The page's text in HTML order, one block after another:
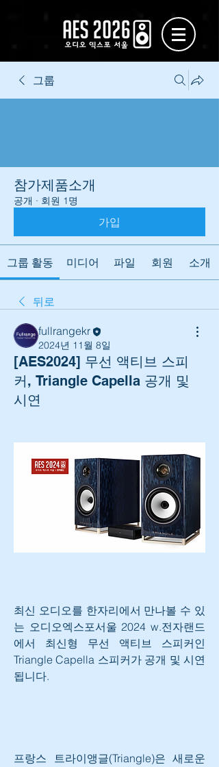
그룹
참가제품소개
공개 · 회원 1명
가입
그룹 활동 미디어 파일 회원 소개
뒤로
fullrangekr
2024년 11월 8일
[AES2024] 무선 액티브 스피
커, Triangle Capella 공개 및
시연
최신 오디오를 한자리에서 만나볼 수 있
는 오디오엑스포서울 2024 w.전자랜드
에서 최신형 무선 액티브 스피커인
Triangle Capella 스피커가 공개 및 시연
됩니다.
프랑스 트라이앵글(Triangle)은 새로운